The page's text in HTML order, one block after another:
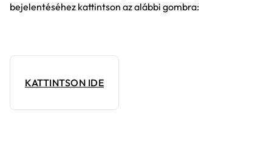
bejelentéséhez kattintson az alábbi gombra:
KATTINTSON IDE